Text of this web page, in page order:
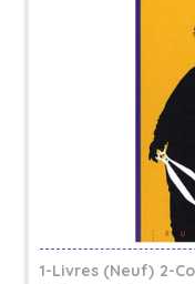
1-Livres (Neuf) 2-